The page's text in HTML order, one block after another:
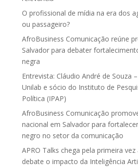
O profissional de mídia na era dos
ou passageiro?
AfroBusiness Comunicação reúne
Salvador para debater
negra
Entrevista: Cláudio André de Souza
Unilab e sócio do Instituto de
Política (IPAP)
AfroBusiness Comunicação
nacional em Salvador para
negro no setor da comunicação
APRO Talks chega pela primeira vez
debate o impacto da Inteligência